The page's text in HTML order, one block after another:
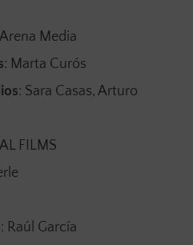
Media
: Marta Curós
: Sara Casas, Arturo
FILMS
: Raúl García